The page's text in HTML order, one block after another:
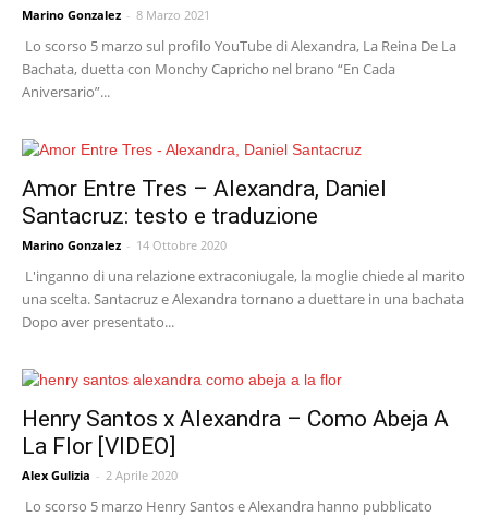
Marino Gonzalez - 8 Marzo 2021
Lo scorso 5 marzo sul profilo YouTube di Alexandra, La Reina De La
Bachata, duetta con Monchy Capricho nel brano “En Cada
Aniversario”...
Amor Entre Tres – Alexandra, Daniel
Santacruz: testo e traduzione
Marino Gonzalez - 14 Ottobre 2020
L'inganno di una relazione extraconiugale, la moglie chiede al marito
una scelta. Santacruz e Alexandra tornano a duettare in una bachata
Dopo aver presentato...
Henry Santos x Alexandra – Como Abeja A
La Flor [VIDEO]
Alex Gulizia - 2 Aprile 2020
Lo scorso 5 marzo Henry Santos e Alexandra hanno pubblicato